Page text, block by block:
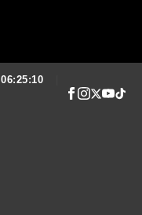
06:25:11